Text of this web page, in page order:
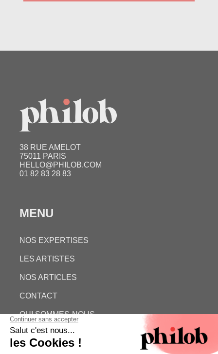
38 RUE AMELOT
75011 PARIS
HELLO@PHILOB.COM
01 82 83 28 83
MENU
NOS EXPERTISES
LES ARTISTES
NOS ARTICLES
CONTACT
QUI SOMMES-NOUS
ESTIMATION GRATUITE